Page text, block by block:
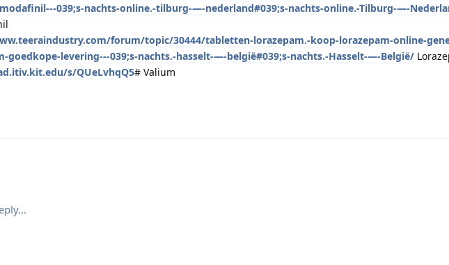
039;s-nachts-online.-tilburg-—-nederland#039;s-nachts-online.-Tilburg-—-
forum/topic/30444/tabletten-lorazepam.-koop-lorazepam-online-
goedkope-levering---039;s-nachts.-hasselt-—-belgië#039;s-nachts.-Hasselt-—-België/
s/QUeLvhqQ5# Valium